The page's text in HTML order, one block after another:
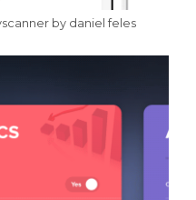
by daniel feles